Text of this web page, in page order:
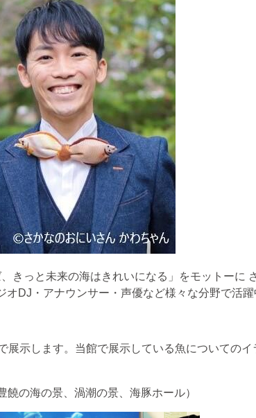
きっと未来の海はきれいになる」をモットーに
オDJ ・アナウンサー・声優など様々な分野で活躍
示します。当館で展示している魚についてのイ
の海の景、渦潮の景、海豚ホール）